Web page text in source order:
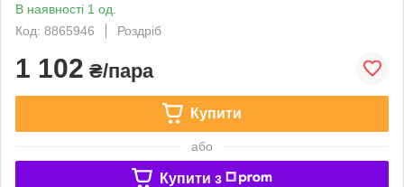
В наявності 1 од.
Код: 8865946
Роздріб
1 102 ₴/пара
Купити
або
Купити з